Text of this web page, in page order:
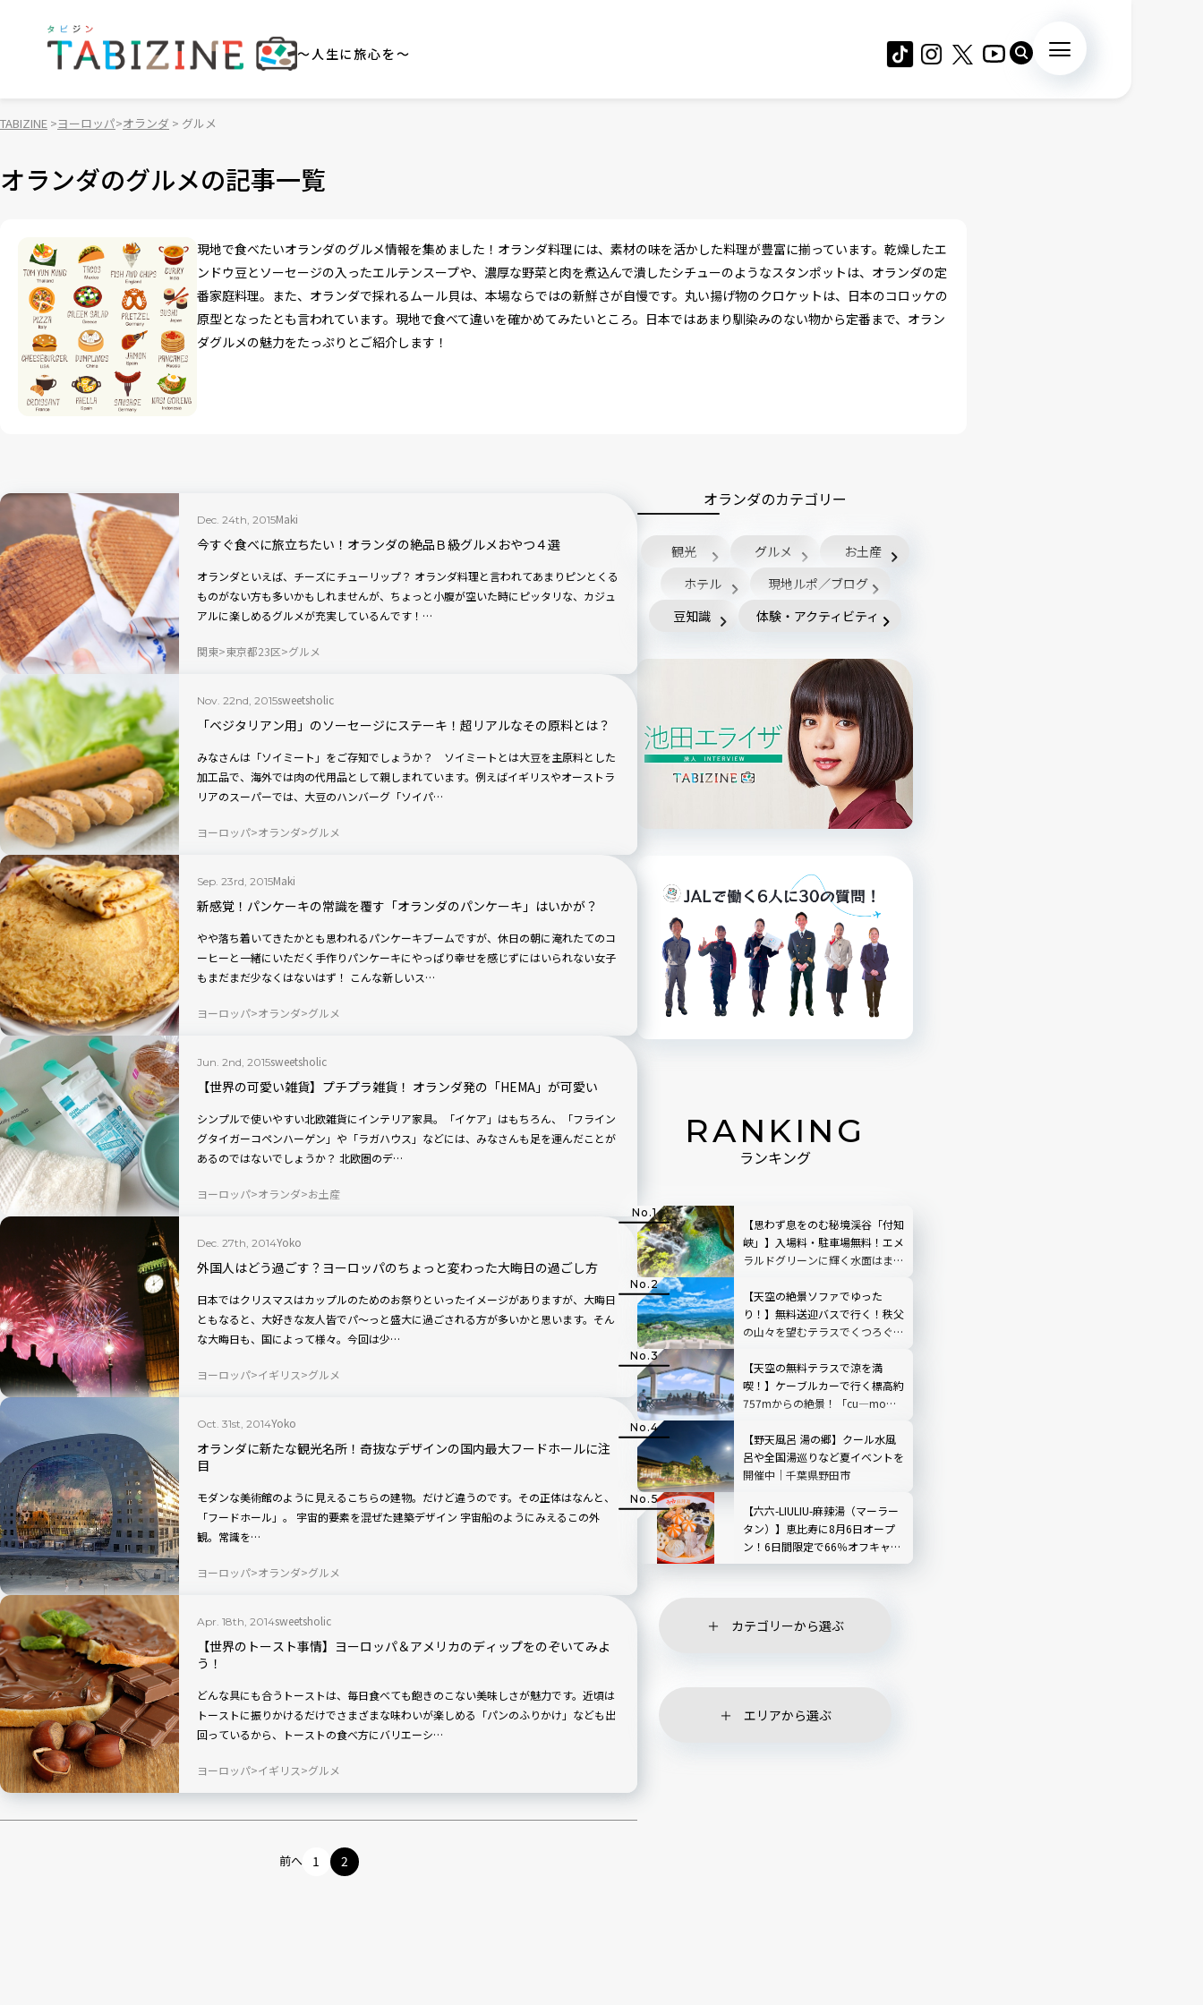
～人生に旅心を～
TABIZINE ヨーロッパ オランダ グルメ
オランダのグルメの記事一覧
現地で食べたいオランダのグルメ情報を集めました！オランダ料理には、素材の味を活かした料理が豊富に揃っています。乾燥したエ
ンドウ豆とソーセージの入ったエルテンスープや、濃厚な野菜と肉を煮込んで潰したシチューのようなスタンポットは、オランダの定
番家庭料理。また、オランダで採れるムール貝は、本場ならではの新鮮さが自慢です。丸い揚げ物のクロケットは、日本のコロッケの
原型となったとも言われています。現地で食べて違いを確かめてみたいところ。日本ではあまり馴染みのない物から定番まで、オラン
ダグルメの魅力をたっぷりとご紹介します！
Dec. 24th, 2015Maki
今すぐ食べに旅立ちたい！オランダの絶品Ｂ級グルメおやつ４選
オランダといえば、チーズにチューリップ？ オランダ料理と言われてあまりピンとくる
ものがない方も多いかもしれませんが、ちょっと小腹が空いた時にピッタリな、カジュ
アルに楽しめるグルメが充実しているんです！…
関東 東京都23区 グルメ
Nov. 22nd, 2015sweetsholic
「ベジタリアン用」のソーセージにステーキ！超リアルなその原料とは？
みなさんは「ソイミート」をご存知でしょうか？ ソイミートとは大豆を主原料とした
加工品で、海外では肉の代用品として親しまれています。例えばイギリスやオーストラ
リアのスーパーでは、大豆のハンバーグ「ソイパ…
ヨーロッパ オランダ グルメ
Sep. 23rd, 2015Maki
新感覚！パンケーキの常識を覆す「オランダのパンケーキ」はいかが？
やや落ち着いてきたかとも思われるパンケーキブームですが、休日の朝に淹れたてのコ
ーヒーと一緒にいただく手作りパンケーキにやっぱり幸せを感じずにはいられない女子
もまだまだ少なくはないはず！ こんな新しいス…
ヨーロッパ オランダ グルメ
Jun. 2nd, 2015sweetsholic
【世界の可愛い雑貨】プチプラ雑貨！ オランダ発の「HEMA」が可愛い
シンプルで使いやすい北欧雑貨にインテリア家具。「イケア」はもちろん、「フライン
グタイガーコペンハーゲン」や「ラガハウス」などには、みなさんも足を運んだことが
あるのではないでしょうか？ 北欧圏のデ…
ヨーロッパ オランダ お土産
Dec. 27th, 2014Yoko
外国人はどう過ごす？ヨーロッパのちょっと変わった大晦日の過ごし方
日本ではクリスマスはカップルのためのお祭りといったイメージがありますが、大晦日
ともなると、大好きな友人皆でパ～っと盛大に過ごされる方が多いかと思います。そん
な大晦日も、国によって様々。今回は少…
ヨーロッパ イギリス グルメ
Oct. 31st, 2014Yoko
オランダに新たな観光名所！奇抜なデザインの国内最大フードホールに注
目
モダンな美術館のように見えるこちらの建物。だけど違うのです。その正体はなんと、
「フードホール」。 宇宙的要素を混ぜた建築デザイン 宇宙船のようにみえるこの外
観。常識を…
ヨーロッパ オランダ グルメ
Apr. 18th, 2014sweetsholic
【世界のトースト事情】ヨーロッパ＆アメリカのディップをのぞいてみよ
う！
どんな具にも合うトーストは、毎日食べても飽きのこない美味しさが魅力です。近頃は
トーストに振りかけるだけでさまざまな味わいが楽しめる「パンのふりかけ」なども出
回っているから、トーストの食べ方にバリエーシ…
ヨーロッパ イギリス グルメ
前へ 1 2
オランダのカテゴリー
観光 グルメ
お土産
ホテル
現地ルポ／ブログ
豆知識
体験・アクティビティ
RANKING
ランキング
【思わず息をのむ秘境渓谷「付知
峡」】入場料・駐車場無料！エメ
ラルドグリーンに輝く水面はまる
【天空の絶景ソファでゆった
り！】無料送迎バスで行く！秩父
の山々を望むテラスでくつろぐ
レビュー｜埼玉県
【天空の無料テラスで涼を満
喫！】ケーブルカーで行く標高約
757mからの絶景！「cu―mo箱
【野天風呂 湯の郷】クール水風
呂や全国湯巡りなど夏イベントを
開催中｜千葉県野田市
【六六-LIULIU-麻辣湯（マーラー
タン）】恵比寿に8月6日オープ
ン！6日間限定で66％オフキャン
ペーンも
カテゴリーから選ぶ
エリアから選ぶ